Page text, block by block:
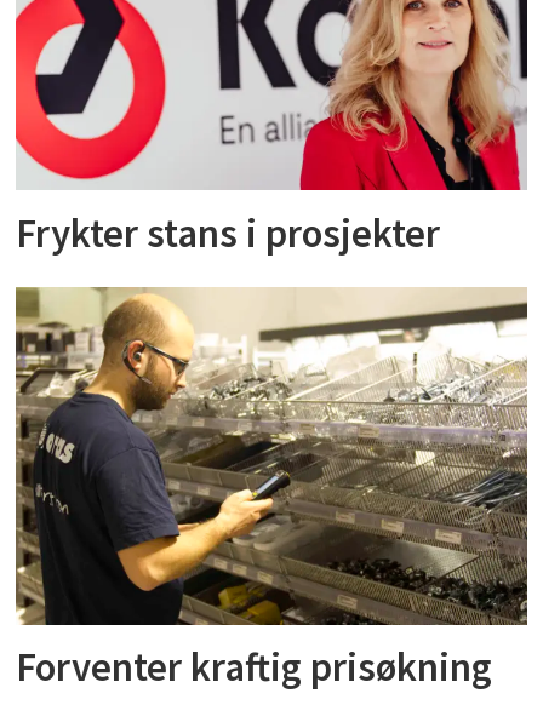
Frykter stans i prosjekter
Forventer kraftig prisøkning